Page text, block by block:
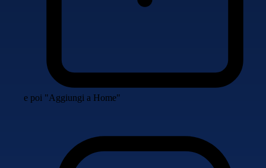
e poi "Aggiungi a Home"